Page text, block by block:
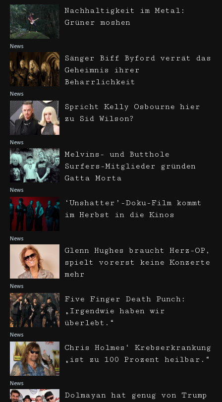
News
Nachhaltigkeit im Metal:
Grüner moshen
News
Sänger Biff Byford verrät das
Geheimnis ihrer
Beharrlichkeit
News
Spricht Kelly Osbourne hier
zu Sid Wilson?
News
Melvins- und Butthole
Surfers-Mitglieder gründen
Gatta Morta
News
‘Unshatter’-Doku-Film kommt
im Herbst in die Kinos
News
Glenn Hughes braucht Herz-OP,
spielt vorerst keine Konzerte
mehr
News
Five Finger Death Punch:
„Irgendwie haben wir
überlebt.“
News
Chris Holmes‘ Krebserkrankung
„ist zu 100 Prozent heilbar.“
Dolmayan hat genug von Trump